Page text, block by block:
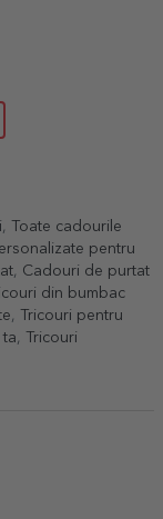
Toate cadourile
pentru
Cadouri de purtat
din bumbac
Tricouri pentru
Tricouri